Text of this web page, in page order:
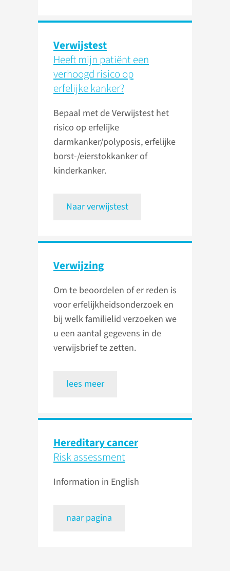
Verwijstest
Heeft mijn patiënt een
verhoogd risico op
erfelijke kanker?
Bepaal met de Verwijstest het
risico op erfelijke
darmkanker/polyposis, erfelijke
borst-/eierstokkanker of
kinderkanker.
Naar verwijstest
Verwijzing
Om te beoordelen of er reden is
voor erfelijkheidsonderzoek en
bij welk familielid verzoeken we
u een aantal gegevens in de
verwijsbrief te zetten.
lees meer
Hereditary cancer
Risk assessment
Information in English
naar pagina